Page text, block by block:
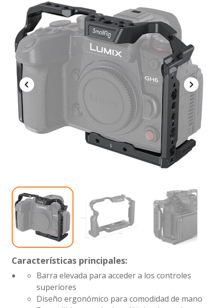
Características principales:
Barra elevada para acceder a los controles
superiores
Diseño ergonómico para comodidad de mano